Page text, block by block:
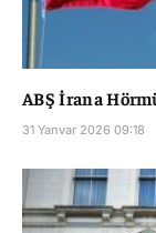
ABŞ İrana
31 Yanvar 2026 09:18